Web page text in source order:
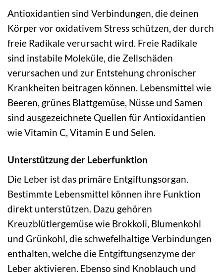
Antioxidantien sind Verbindungen, die deinen
Körper vor oxidativem Stress schützen, der durch
freie Radikale verursacht wird. Freie Radikale
sind instabile Moleküle, die Zellschäden
verursachen und zur Entstehung chronischer
Krankheiten beitragen können. Lebensmittel wie
Beeren, grünes Blattgemüse, Nüsse und Samen
sind ausgezeichnete Quellen für Antioxidantien
wie Vitamin C, Vitamin E und Selen.
Unterstützung der Leberfunktion
Die Leber ist das primäre Entgiftungsorgan.
Bestimmte Lebensmittel können ihre Funktion
direkt unterstützen. Dazu gehören
Kreuzblütlergemüse wie Brokkoli, Blumenkohl
und Grünkohl, die schwefelhaltige Verbindungen
enthalten, welche die Entgiftungsenzyme der
Leber aktivieren. Ebenso sind Knoblauch und